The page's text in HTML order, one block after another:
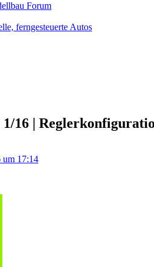
Forum
ferngesteuerte Autos
16 |
um 17:14